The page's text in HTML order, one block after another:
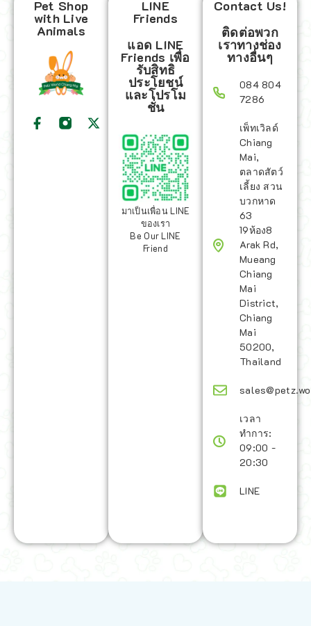
Pet Shop
with Live
Animals
LINE
Friends
แอด LINE
Friends เพื่อ
รับสิทธิ
ประโยชน์
และโปรโม
ชั่น
มาเป็นเพื่อน LINE
ของเรา
Be Our LINE
Friend
Contact Us!
ติดต่อพวก
เราทางช่อง
ทางอื่นๆ
084 804
7286
เพ็ทเวิลด์
Chiang
Mai,
ตลาดสัตว์
เลี้ยง สวน
บวกหาด
63
19ห้อง8
Arak Rd,
Mueang
Chiang
Mai
District,
Chiang
Mai
50200,
Thailand
เวลา
ทำการ:
09:00 -
20:30
LINE